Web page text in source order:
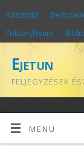
Köszöntő
Fotóarchívum
Ejetun
FELJEGYZÉSEK
MENÜ